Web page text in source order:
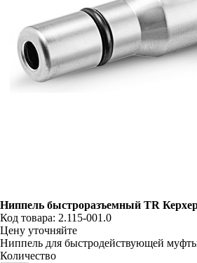
Ниппель быстроразъемный TR
Код товара: 2.115-001.0
Цену уточняйте
Ниппель для быстродействующей
Количество